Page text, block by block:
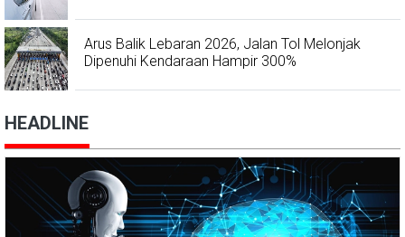
Arus Balik Lebaran 2026, Jalan Tol Melonjak
Dipenuhi Kendaraan Hampir 300%
HEADLINE